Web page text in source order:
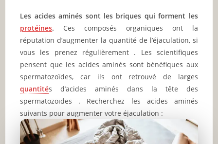
Les acides aminés sont les briques qui forment les
protéines. Ces composés organiques ont la
réputation d’augmenter la quantité de l’éjaculation, si
vous les prenez régulièrement . Les scientifiques
pensent que les acides aminés sont bénéfiques aux
spermatozoïdes, car ils ont retrouvé de larges
quantités d’acides aminés dans la tête des
spermatozoïdes . Recherchez les acides aminés
suivants pour augmenter votre éjaculation :